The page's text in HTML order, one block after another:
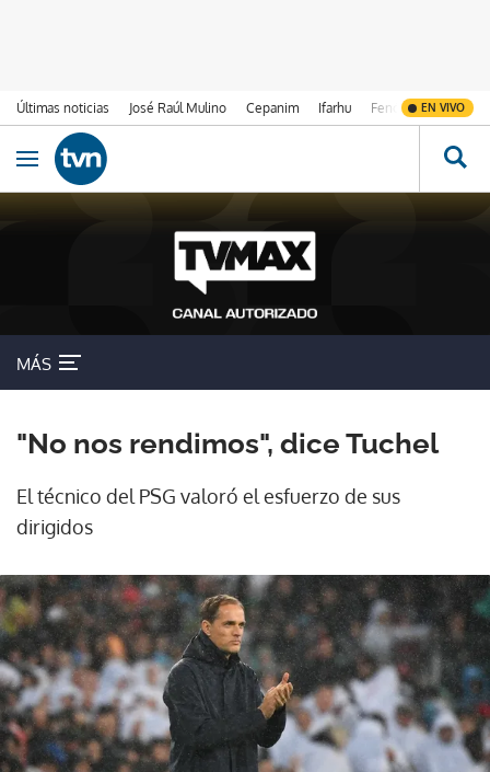
Últimas noticias José Raúl Mulino Cepanim Ifarhu Fenómeno de El
EN VIVO
Ir al contenido
Obrir navegació
MÁS
"No nos rendimos", dice Tuchel
El técnico del PSG valoró el esfuerzo de sus
dirigidos